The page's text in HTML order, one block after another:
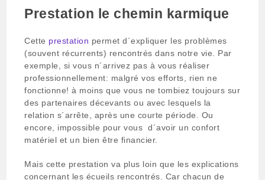
Prestation le chemin karmique
Cette prestation permet d´expliquer les problèmes
(souvent récurrents) rencontrés dans notre vie. Par
exemple, si vous n´arrivez pas à vous réaliser
professionnellement: malgré vos efforts, rien ne
fonctionne! à moins que vous ne tombiez toujours sur
des partenaires décevants ou avec lesquels la
relation s´arrête, après une courte période. Ou
encore, impossible pour vous d´avoir un confort
matériel et un bien être financier.
Mais cette prestation va plus loin que les explications
concernant les écueils rencontrés. Car chacun de